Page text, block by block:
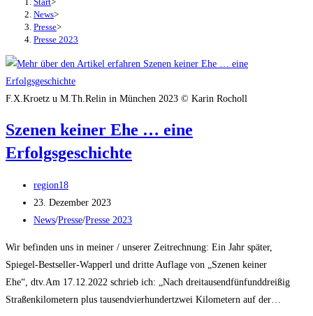
News>
Presse>
Presse 2023
F.X.Kroetz u M.Th.Relin in München 2023 © Karin Rocholl
Szenen keiner Ehe … eine
Erfolgsgeschichte
Beitrags-
Autor:
region18
Beitrag
veröffentlicht:
23. Dezember 2023
Beitrags-
News/Presse/Presse 2023
Wir befinden uns in meiner / unserer Zeitrechnung: Ein Jahr später,
Spiegel-Bestseller-Wapperl und dritte Auflage von „Szenen keiner
Ehe“, dtv.Am 17.12.2022 schrieb ich: „Nach dreitausendfünfunddreißig
Straßenkilometern plus tausendvierhundertzwei Kilometern auf der…